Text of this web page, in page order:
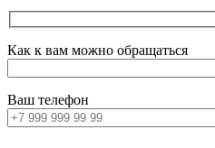
Как к вам можно обращаться
Ваш телефон